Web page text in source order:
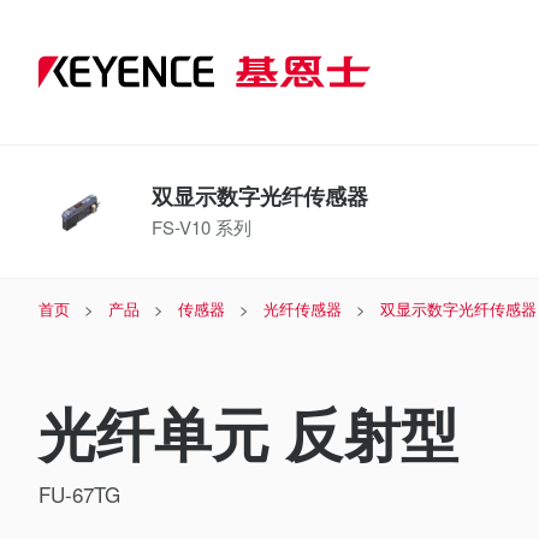
双显示数字光纤传感器
FS-V10 系列
首页 产品 传感器 光纤传感器 双显示数字光纤传感器
光纤单元 反射型
FU-67TG